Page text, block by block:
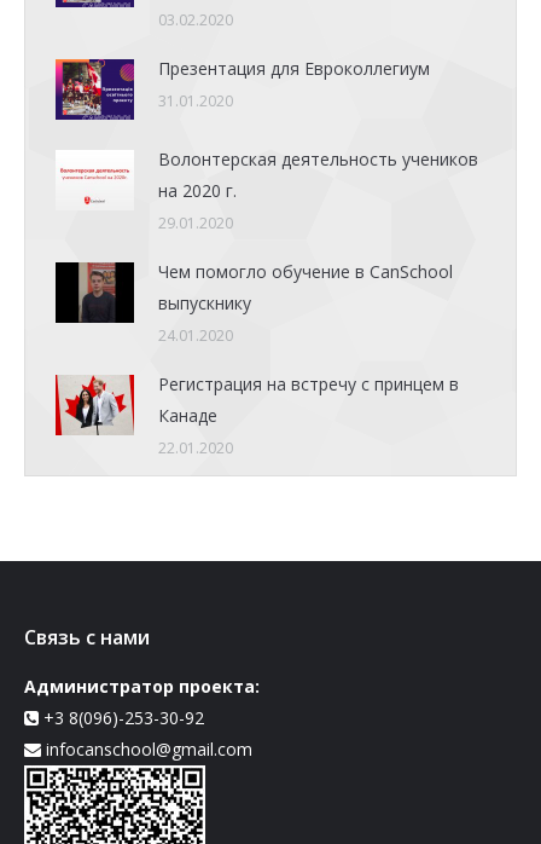
03.02.2020
Презентация для Евроколлегиум
31.01.2020
Волонтерская деятельность учеников
на 2020 г.
29.01.2020
Чем помогло обучение в CanSchool
выпускнику
24.01.2020
Регистрация на встречу с принцем в
Канаде
22.01.2020
Связь с нами
Администратор проекта:
+3 8(096)-253-30-92
infocanschool@gmail.com